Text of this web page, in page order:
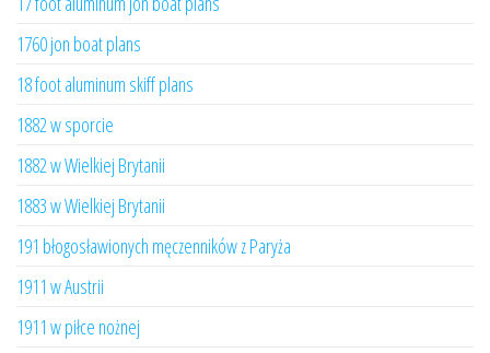
1760 jon boat plans
18 foot aluminum skiff plans
1882 w sporcie
1882 w Wielkiej Brytanii
1883 w Wielkiej Brytanii
191 błogosławionych męczenników z Paryża
1911 w Austrii
1911 w piłce nożnej